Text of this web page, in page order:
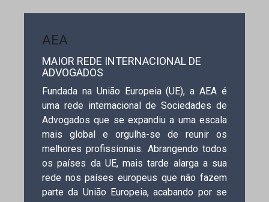
AEA
MAIOR REDE INTERNACIONAL DE
ADVOGADOS
Fundada na União Europeia (UE), a AEA é
uma rede internacional de Sociedades de
Advogados que se expandiu a uma escala
mais global e orgulha-se de reunir os
melhores profissionais. Abrangendo todos
os países da UE, mais tarde alarga a sua
rede nos países europeus que não fazem
parte da União Europeia, acabando por se